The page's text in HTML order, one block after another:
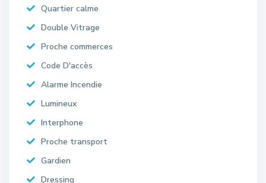
Quartier calme
Double Vitrage
Proche commerces
Code D'accès
Alarme Incendie
Lumineux
Interphone
Proche transport
Gardien
Dressing